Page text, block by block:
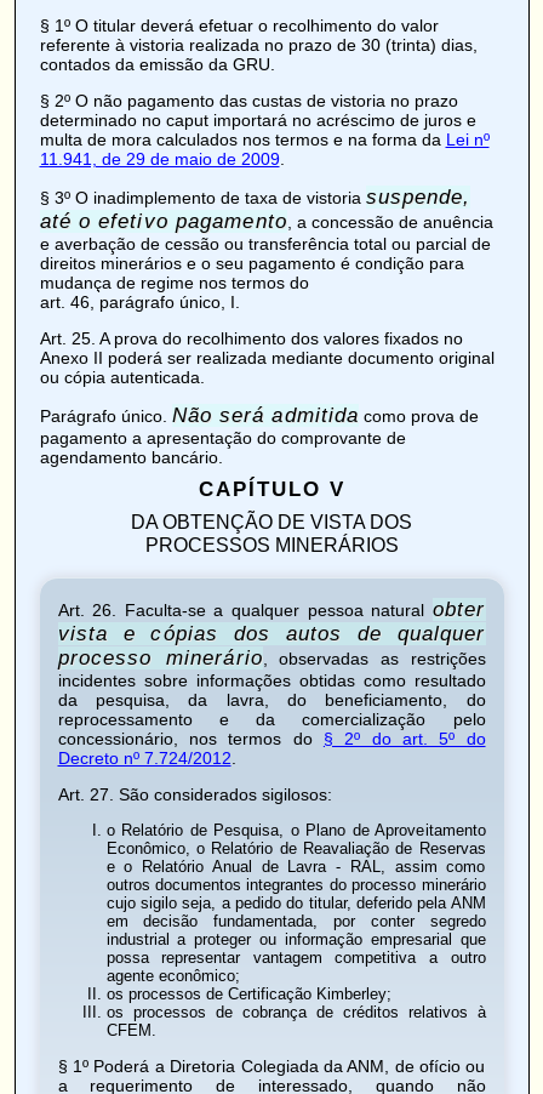
§ 1º O titular deverá efetuar o recolhimento do valor
referente à vistoria realizada no prazo de 30 (trinta) dias,
contados da emissão da GRU.
§ 2º O não pagamento das custas de vistoria no prazo
determinado no caput importará no acréscimo de juros e
multa de mora calculados nos termos e na forma da Lei nº
11.941, de 29 de maio de 2009.
§ 3º O inadimplemento de taxa de vistoria suspende,
até o efetivo pagamento , a concessão de anuência
e averbação de cessão ou transferência total ou parcial de
direitos minerários e o seu pagamento é condição para
mudança de regime nos termos do
art. 46, parágrafo único, I
Art. 25. A prova do recolhimento dos valores fixados no
Anexo II poderá ser realizada mediante documento original
ou cópia autenticada.
Parágrafo único. Não será admitida como prova de
pagamento a apresentação do comprovante de
agendamento bancário.
CAPÍTULO V
DA OBTENÇÃO DE VISTA DOS
PROCESSOS MINERÁRIOS
Art. 26 . Faculta-se a qualquer pessoa naturalobter
vista e cópias dos autos de qualquer
processo minerário, observadas as restrições
incidentes sobre informações obtidas como resultado
da pesquisa, da lavra, do beneficiamento, do
reprocessamento e da comercialização pelo
concessionário, nos termos do § 2º do art. 5º do
Decreto nº 7.724/2012
Art. 27 . São considerados sigilosos:
o Relatório de Pesquisa, o Plano de Aproveitamento
Econômico, o Relatório de Reavaliação de Reservas
e o Relatório Anual de Lavra - RAL, assim como
outros documentos integrantes do processo minerário
cujo sigilo seja, a pedido do titular, deferido pela ANM
em decisão fundamentada, por conter segredo
industrial a proteger ou informação empresarial que
possa representar vantagem competitiva a outro
agente econômico;
os processos de Certificação Kimberley;
os processos de cobrança de créditos relativos à
CFEM.
§ 1º Poderá a Diretoria Colegiada da ANM, de ofício ou
a requerimento de interessado, quando não